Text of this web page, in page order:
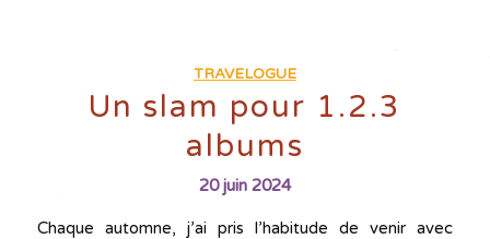
TRAVELOGUE
Un slam pour 1.2.3
albums
20 juin 2024
Chaque automne, j’ai pris l’habitude de venir avec